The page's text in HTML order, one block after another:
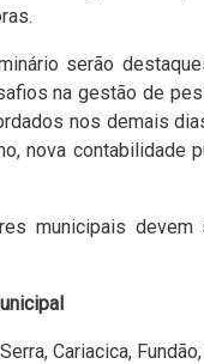
serão
na gestão de
nos demais
nova contabilidade
municipais
Cariacica,